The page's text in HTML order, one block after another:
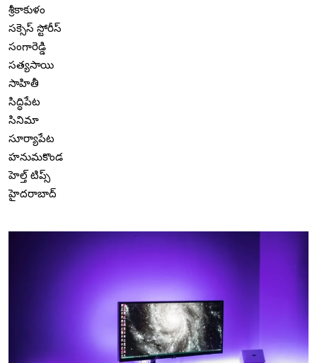
శ్రీకాకుళం
సక్సెస్ స్టోరీస్
సంగారెడ్డి
సత్యసాయి
సాహితీ
సిద్ధిపేట
సినిమా
సూర్యాపేట
హనుమకొండ
హెల్త్ టిప్స్
హైదరాబాద్